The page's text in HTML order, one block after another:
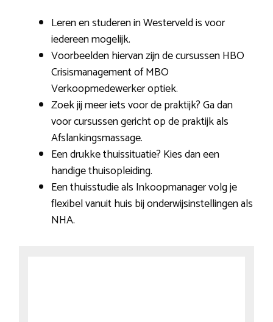
Leren en studeren in Westerveld is voor
iedereen mogelijk.
Voorbeelden hiervan zijn de cursussen HBO
Crisismanagement of MBO
Verkoopmedewerker optiek.
Zoek jij meer iets voor de praktijk? Ga dan
voor cursussen gericht op de praktijk als
Afslankingsmassage.
Een drukke thuissituatie? Kies dan een
handige thuisopleiding.
Een thuisstudie als Inkoopmanager volg je
flexibel vanuit huis bij onderwijsinstellingen als
NHA.